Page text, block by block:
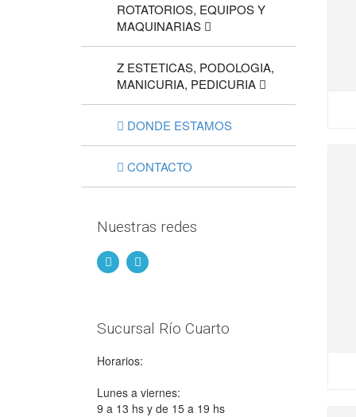
ROTATORIOS, EQUIPOS Y
MAQUINARIAS
Z ESTETICAS, PODOLOGIA,
MANICURIA, PEDICURIA
DONDE ESTAMOS
CONTACTO
Nuestras redes
Sucursal Río Cuarto
Horarios:
Lunes a viernes:
9 a 13 hs y de 15 a 19 hs